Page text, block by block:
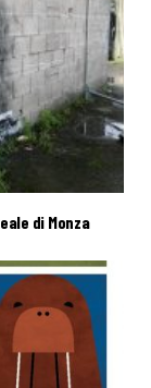
di Monza